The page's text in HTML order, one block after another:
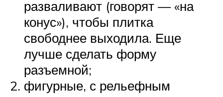
разваливают (говорят — «на
конус»), чтобы плитка
свободнее выходила. Еще
лучше сделать форму
разъемной;
фигурные, с рельефным